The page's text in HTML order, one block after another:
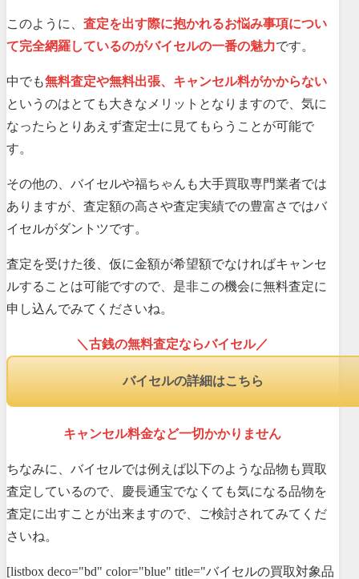
このように、 査定を出す際に抱かれるお悩み事項につい
て完全網羅しているのがバイセルの一番の魅力です。
中でも無料査定や無料出張、キャンセル料がかからない
というのはとても大きなメリットとなりますので、気に
なったらとりあえず査定士に見てもらうことが可能で
す。
その他の、バイセルや福ちゃんも大手買取専門業者では
ありますが、査定額の高さや査定実績での豊富さではバ
イセルがダントツです。
査定を受けた後、仮に金額が希望額でなければキャンセ
ルすることは可能ですので、是非この機会に無料査定に
申し込んでみてくださいね。
＼古銭の無料査定ならバイセル／
バイセルの詳細はこちら
キャンセル料金など一切かかりません
ちなみに、バイセルでは例えば以下のような品物も買取
査定しているので、慶長通宝でなくても気になる品物を
査定に出すことが出来ますので、ご検討されてみてくだ
さいね。
[listbox deco="bd" color="blue" title="バイセルの買取対象品